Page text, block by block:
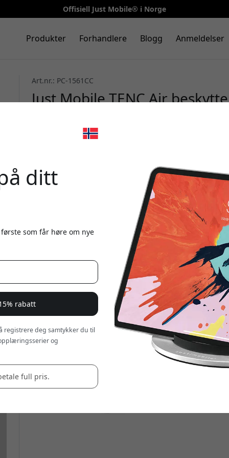
Offisiell Just Mobile® i Norge
Produkter Forhandlere Blogg Anmeldelser
Art.nr.: PC-1561CC
Just Mobile TENC Air
trådløs lading - Klar
ditt
som får høre om nye
rabatt
registrere deg samtykker du til
og
full pris.
Bruk denne koden i